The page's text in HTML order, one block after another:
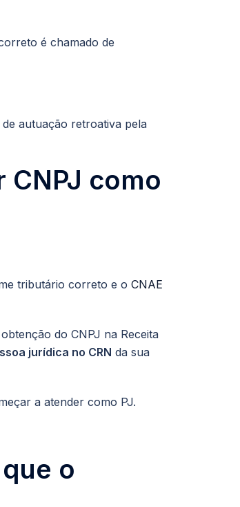
é chamado de
autuação retroativa pela
CNPJ como
tributário correto e o CNAE
do CNPJ na Receita
jurídica no CRN da sua
a atender como PJ.
o